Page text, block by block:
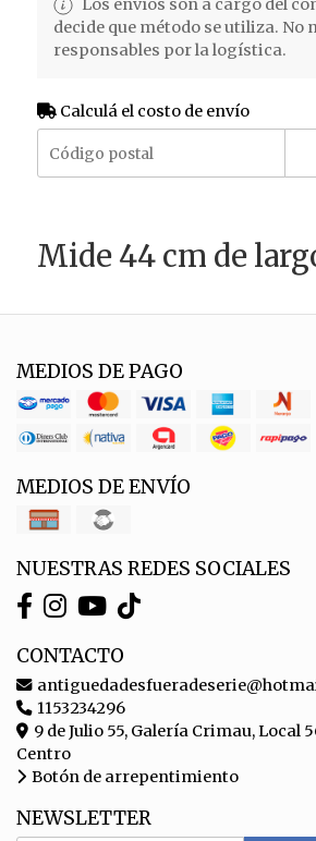
Los envíos son a cargo del
decide que método se utiliza. No
responsables por la logística.
Calculá el costo de envío
Mide 44 cm de
MEDIOS DE PAGO
MEDIOS DE ENVÍO
NUESTRAS REDES SOCIALES
CONTACTO
1153234296
9 de Julio 55, Galería Crimau, Local
Centro
Botón de arrepentimiento
NEWSLETTER